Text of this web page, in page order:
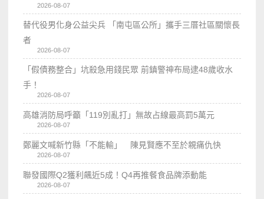
2026-08-07
替代役男化身公益尖兵 「南屯區公所」攜手三厝社區關懷長
者
2026-08-07
「假債務整合」坑殺急用錢民眾 前鎮警神布局逮48歲收水
手！
2026-08-07
高雄消防局呼籲「119別亂打」無故占線最高罰5萬元
2026-08-07
鄭麗文喊新竹縣「不能輸」 陳見賢應不至於親痛仇快
2026-08-07
聯發國際Q2獲利飆近5成！Q4再推餐食品牌添動能
2026-08-07